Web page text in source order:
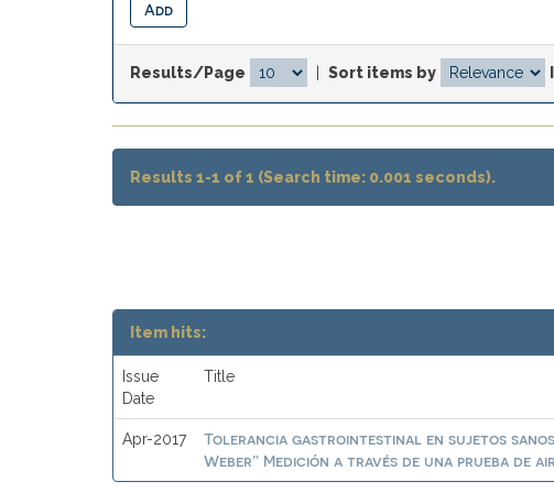
Results/Page Sort items by
Results 1-1 of 1 (Search time: 0.001 seconds).
Item hits:
Issue
Date
Title
Apr-2017
Tolerancia gastrointestinal en sujetos
Weber” Medición a través de una prueba de